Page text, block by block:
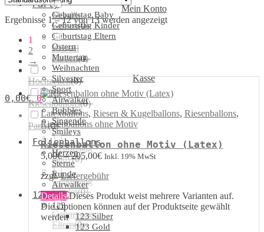
Mein Konto
Kasse
0,00€ 0
Party
Geburtstag Baby
Geburtstag Kinder
Geburtstag Eltern
Ostern
Muttertag
Weihnachten
Silvester
Sport
Airwalker
Bubbles
Singende
Smileys
Folienballons
Herzen
Sterne
Runde
Airwalker
123/ABC
123
123 Silber
123 Gold
Ergebnisse 1 – 12 von 13 werden angezeigt
1
2
→
Latexballons, Riesen & Kugelballons, Riesenballons,
Riesenballons ohne Motiv
Riesenballon ohne Motiv (Latex)
5,00€–205,00€ Inkl. 19% MwSt
zzgl.Liefergebühr
Details Dieses Produkt weist mehrere Varianten auf.
Die Optionen können auf der Produktseite gewählt
werden
Metallic
Farben(0)
Kristall
Farben(0)
Hochzeiten(0)
LED
Riesenballons(0)
Party(0)
Geburtstag
Baby(0)
Geburtstag
Kinder(0)
Geburtstag
Eltern(0)